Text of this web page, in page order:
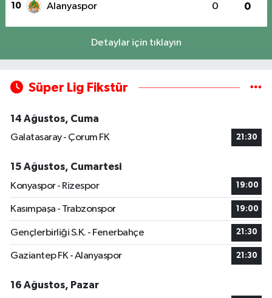
10 Alanyaspor 0 0
Detaylar için tıklayın
Süper Lig Fikstür
14 Ağustos, Cuma
Galatasaray - Çorum FK
21:30
15 Ağustos, Cumartesi
Konyaspor - Rizespor
19:00
Kasımpaşa - Trabzonspor 19:00
Gençlerbirliği S.K. - Fenerbahçe 21:30
Gaziantep FK - Alanyaspor 21:30
16 Ağustos, Pazar